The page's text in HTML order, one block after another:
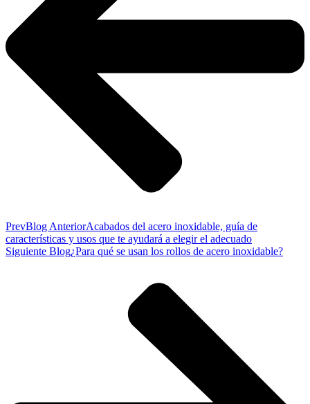
PrevBlog AnteriorAcabados del acero inoxidable, guía de
características y usos que te ayudará a elegir el adecuado
Siguiente Blog¿Para qué se usan los rollos de acero inoxidable?